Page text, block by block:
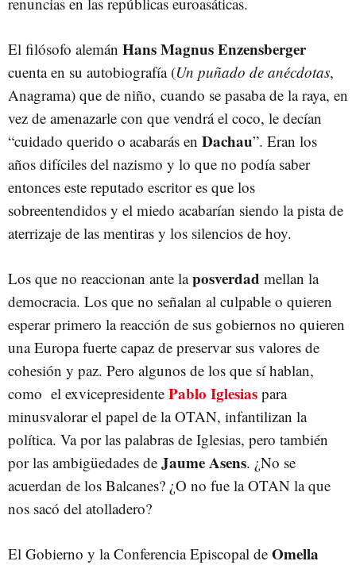
El filósofo alemán Hans Magnus Enzensberger
cuenta en su autobiografía (Un puñado de anécdotas,
Anagrama) que de niño, cuando se pasaba de la raya, en
vez de amenazarle con que vendrá el coco, le decían
“cuidado querido o acabarás en Dachau”. Eran los
años difíciles del nazismo y lo que no podía saber
entonces este reputado escritor es que los
sobreentendidos y el miedo acabarían siendo la pista de
aterrizaje de las mentiras y los silencios de hoy.
Los que no reaccionan ante laposverdad mellan la
democracia. Los que no señalan al culpable o quieren
esperar primero la reacción de sus gobiernos no quieren
una Europa fuerte capaz de preservar sus valores de
cohesión y paz. Pero algunos de los que sí hablan,
como el exvicepresidente Pablo Iglesias para
minusvalorar el papel de la OTAN, infantilizan la
política. Va por las palabras de Iglesias, pero también
por las ambigüedades de Jaume Asens. ¿No se
acuerdan de los Balcanes? ¿O no fue la OTAN la que
nos sacó del atolladero?
El Gobierno y la Conferencia Episcopal de Omella